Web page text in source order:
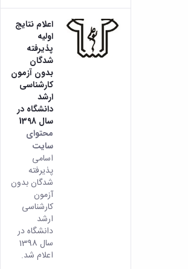
اعلام نتایج
اولیه
پذیرفته
شدگان
بدون آزمون
کارشناسی
ارشد
دانشگاه در
سال 1398
محتوای
سایت
اسامی
پذیرفته
شدگان بدون
آزمون
کارشناسی
ارشد
دانشگاه در
سال 1398
اعلام شد.